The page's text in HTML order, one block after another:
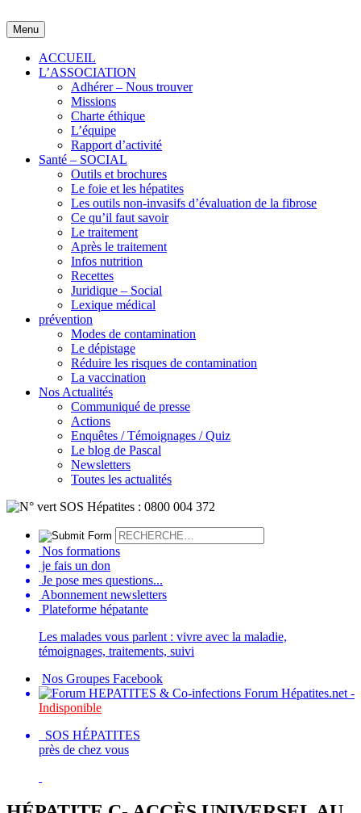
to
content
Menu
ACCUEIL
L’ASSOCIATION
Adhérer – Nous trouver
Missions
Charte éthique
L’équipe
Rapport d’activité
Santé – SOCIAL
Outils et brochures
Le foie et les hépatites
Les outils non-invasifs d’évaluation de la fibrose
Ce qu’il faut savoir
Le traitement
Après le traitement
Infos nutrition
Recettes
Juridique – Social
Lexique médical
prévention
Modes de contamination
Le dépistage
Réduire les risques de contamination
La vaccination
Nos Actualités
Communiqué de presse
Actions
Enquêtes / Témoignages / Quiz
Le blog de Pascal
Newsletters
Toutes les actualités
Nos formations
je fais un don
Je pose mes questions...
Abonnement newsletters
Plateforme hépatante
Les malades vous parlent : vivre avec la maladie,
témoignages, traitements, suivi
Nos Groupes Facebook
Forum Hépatites.net -
Indisponible
SOS HÉPATITES
près de chez vous